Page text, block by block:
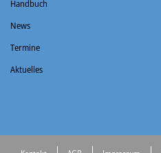
Handbuch
News
Termine
Aktuelles